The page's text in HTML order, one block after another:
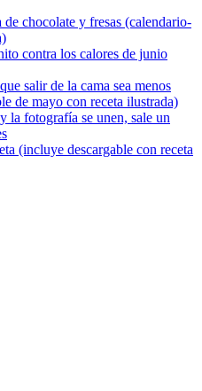
chocolate y fresas (calendario-
contra los calores de junio
salir de la cama sea menos
de mayo con receta ilustrada)
la fotografía se unen, sale un
(incluye descargable con receta